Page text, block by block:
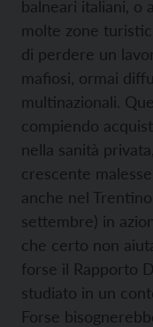
balneari italiani, o
molte zone
di perdere un
mafiosi, ormai
multinazionali.
compiendo
nella sanità
crescente
anche nel
settembre) in
che certo non
forse il Rapporto
studiato in un
Forse